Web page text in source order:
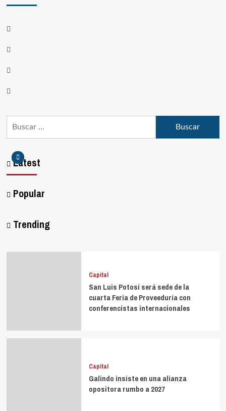
Latest
Popular
Trending
Capital
San Luis Potosí será sede de la
cuarta Feria de Proveeduría con
conferencistas internacionales
Capital
Galindo insiste en una alianza
opositora rumbo a 2027